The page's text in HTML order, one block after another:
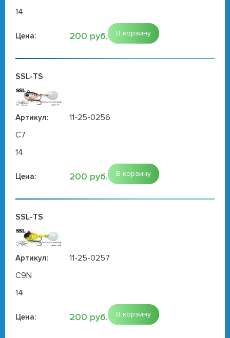
14
Цена: 200 руб. В корзину
SSL-TS
Артикул:
11-25-0256
C7
14
Цена: 200 руб. В корзину
SSL-TS
Артикул:
11-25-0257
C9N
14
Цена: 200 руб. В корзину